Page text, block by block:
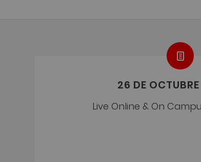
26 DE
Live Online & On